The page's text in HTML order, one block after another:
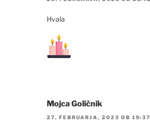
Hvala
Mojca Goličnik
27. FEBRUARJA, 2023 OB 19:37